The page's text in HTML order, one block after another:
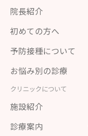
院長紹介
初めての方へ
予防接種について
お悩み別の診療
クリニックについて
施設紹介
診療案内